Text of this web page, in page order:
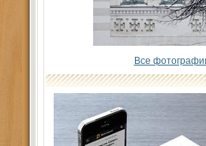
Все